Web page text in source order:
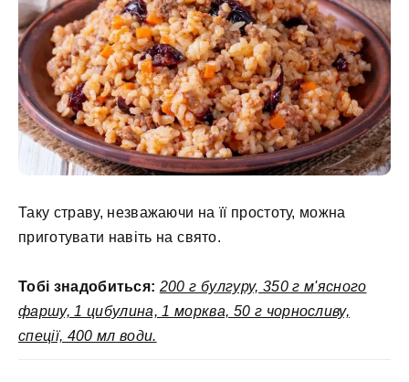
Таку страву, незважаючи на її простоту, можна
приготувати навіть на свято.
Тобі знадобиться: 200 г булгуру, 350 г м'ясного
фаршу, 1 цибулина, 1 морква, 50 г чорносливу,
спеції, 400 мл води.